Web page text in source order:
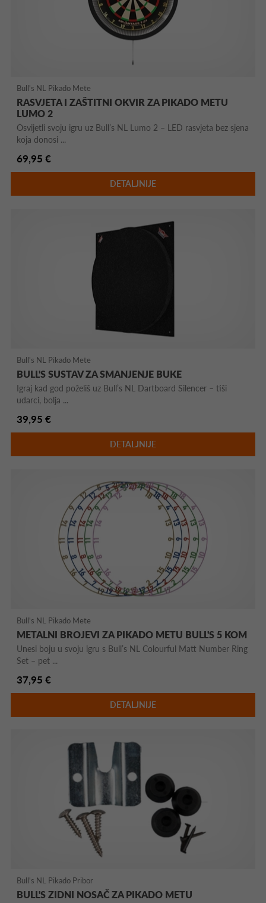
Bull's NL Pikado Mete
RASVJETA I ZAŠTITNI OKVIR ZA PIKADO METU
LUMO 2
Osvijetli svoju igru uz Bull’s NL Lumo 2 – LED rasvjeta bez sjena
koja donosi ...
69,95 €
DETALJNIJE
Bull's NL Pikado Mete
BULL'S SUSTAV ZA SMANJENJE BUKE
Igraj kad god poželiš uz Bull’s NL Dartboard Silencer – tiši
udarci, bolja ...
39,95 €
DETALJNIJE
Bull's NL Pikado Mete
METALNI BROJEVI ZA PIKADO METU BULL'S 5 KOM
Unesi boju u svoju igru s Bull’s NL Colourful Matt Number Ring
Set – pet ...
37,95 €
DETALJNIJE
Bull's NL Pikado Pribor
BULL'S ZIDNI NOSAČ ZA PIKADO METU